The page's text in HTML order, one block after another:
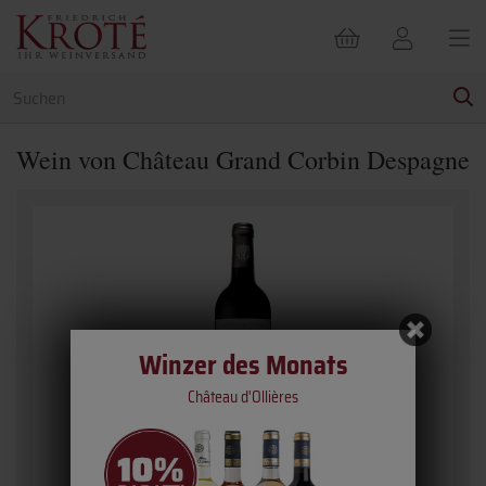
Winzer des Monats
Château d'Ollières
Wein von Château Grand Corbin Despagne